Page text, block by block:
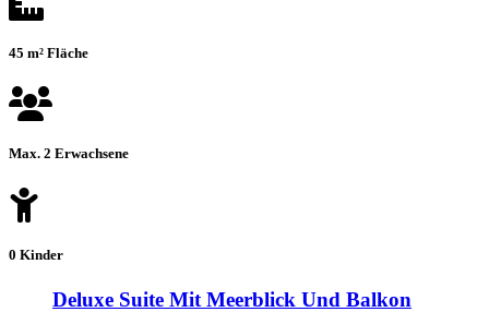
45 m² Fläche
Max. 2 Erwachsene
0 Kinder
Deluxe Suite Mit Meerblick Und Balkon